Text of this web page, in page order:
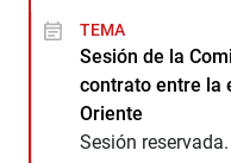
TEMA
Sesión de la
contrato entre la
Oriente
Sesión reservada.